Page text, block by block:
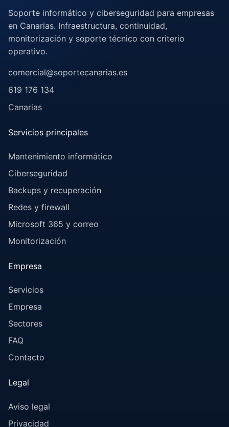
Soporte informático y ciberseguridad para empresas
en Canarias. Infraestructura, continuidad,
monitorización y soporte técnico con criterio
operativo.
comercial@soportecanarias.es
619 176 134
Canarias
Servicios principales
Mantenimiento informático
Ciberseguridad
Backups y recuperación
Redes y firewall
Microsoft 365 y correo
Monitorización
Empresa
Servicios
Empresa
Sectores
FAQ
Contacto
Legal
Aviso legal
Privacidad